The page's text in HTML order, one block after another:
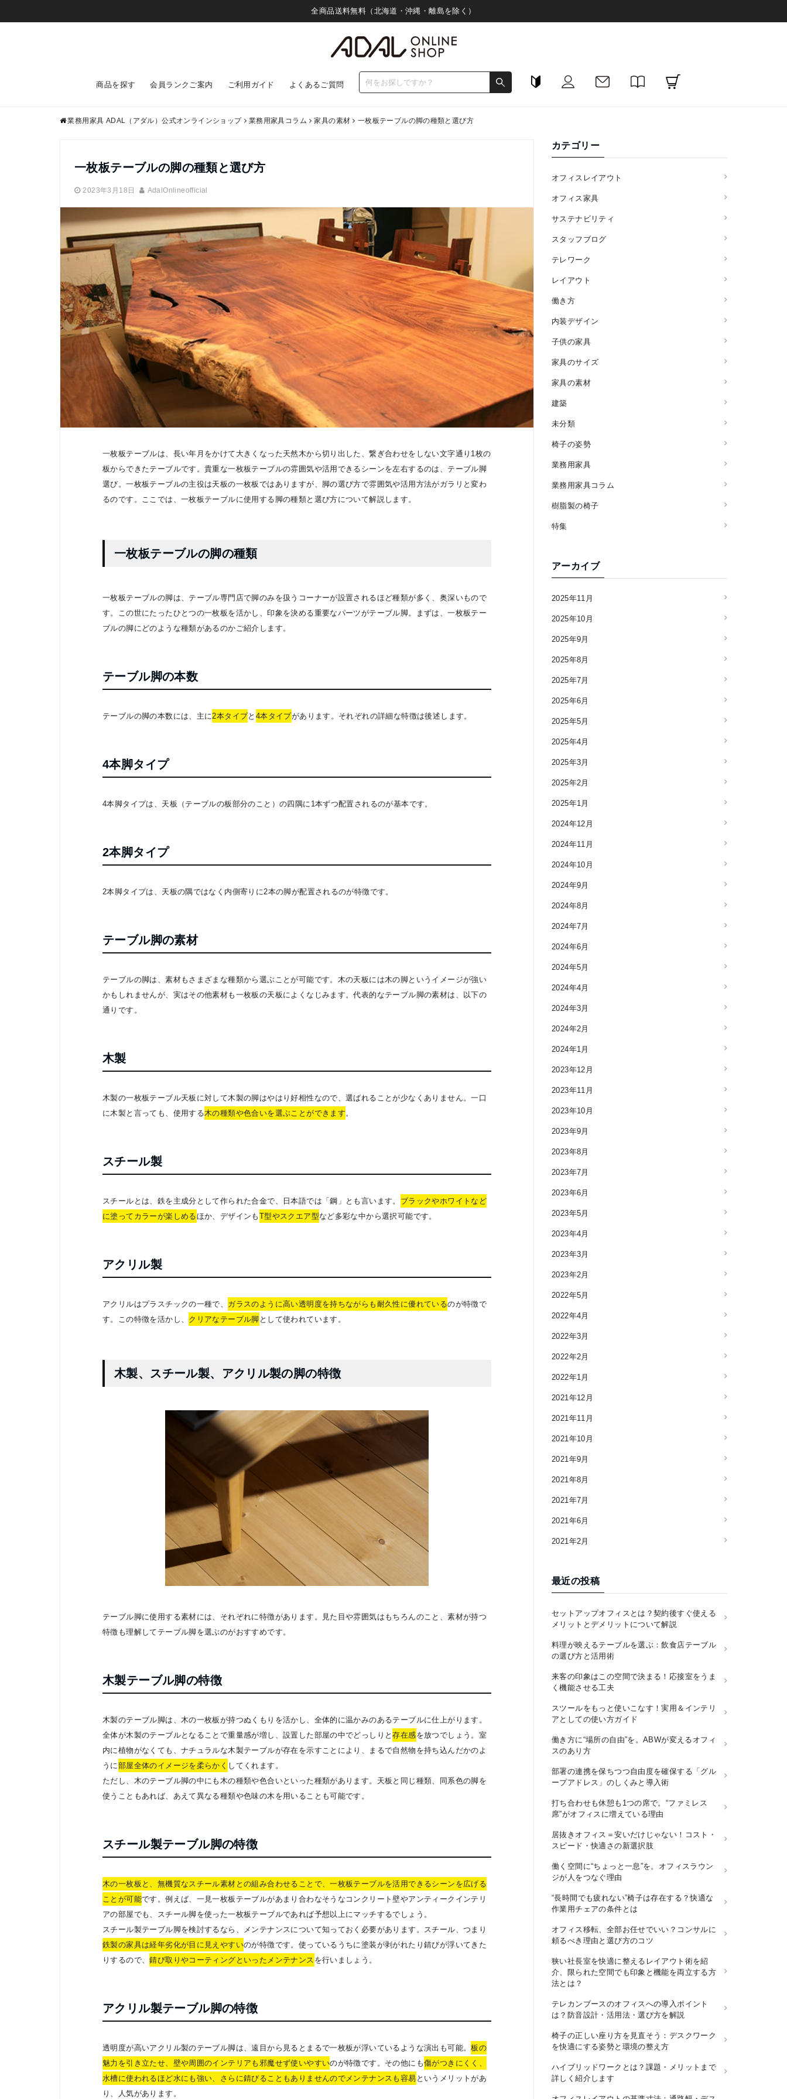
全商品送料無料（北海道・沖縄・離島を除く）
商品を探す 会員ランクご案内 ご利用ガイド よくあるご質問
業務用家具 ADAL（アダル）公式オンラインショップ 業務用家具コラム 家具の素材 一枚板テーブルの脚の種類と選び方
一枚板テーブルの脚の種類と選び方
2023年3月18日 AdalOnlineofficial
一枚板テーブルは、長い年月をかけて大きくなった天然木から切り出した、繋ぎ合わせをしない文字通り1枚の
板からできたテーブルです。貴重な一枚板テーブルの雰囲気や活用できるシーンを左右するのは、テーブル脚
選び。一枚板テーブルの主役は天板の一枚板ではありますが、脚の選び方で雰囲気や活用方法がガラリと変わ
るのです。ここでは、一枚板テーブルに使用する脚の種類と選び方について解説します。
一枚板テーブルの脚の種類
一枚板テーブルの脚は、テーブル専門店で脚のみを扱うコーナーが設置されるほど種類が多く、奥深いもので
す。この世にたったひとつの一枚板を活かし、印象を決める重要なパーツがテーブル脚。まずは、一枚板テー
ブルの脚にどのような種類があるのかご紹介します。
テーブル脚の本数
テーブルの脚の本数には、主に 2本タイプと 4本タイプがあります。それぞれの詳細な特徴は後述します。
4本脚タイプ
4本脚タイプは、天板（テーブルの板部分のこと）の四隅に1本ずつ配置されるのが基本です。
2本脚タイプ
2本脚タイプは、天板の隅ではなく内側寄りに2本の脚が配置されるのが特徴です。
テーブル脚の素材
テーブルの脚は、素材もさまざまな種類から選ぶことが可能です。木の天板には木の脚というイメージが強い
かもしれませんが、実はその他素材も一枚板の天板によくなじみます。代表的なテーブル脚の素材は、以下の
通りです。
木製
木製の一枚板テーブル天板に対して木製の脚はやはり好相性なので、選ばれることが少なくありません。一口
に木製と言っても、使用する木の種類や色合いを選ぶことができます 。
スチール製
スチールとは、鉄を主成分として作られた合金で、日本語では「鋼」とも言います。 ブラックやホワイトなど
に塗ってカラーが楽しめるほか、デザインも T型やスクエア型など多彩な中から選択可能です。
アクリル製
アクリルはプラスチックの一種で、 ガラスのように高い透明度を持ちながらも耐久性に優れているのが特徴で
す。この特徴を活かし、 クリアなテーブル脚 として使われています。
木製、スチール製、アクリル製の脚の特徴
テーブル脚に使用する素材には、それぞれに特徴があります。見た目や雰囲気はもちろんのこと、素材が持つ
特徴も理解してテーブル脚を選ぶのがおすすめです。
木製テーブル脚の特徴
木製のテーブル脚は、木の一枚板が持つぬくもりを活かし、全体的に温かみのあるテーブルに仕上がります。
全体が木製のテーブルとなることで重量感が増し、設置した部屋の中でどっしりと存在感を放つでしょう。室
内に植物がなくても、ナチュラルな木製テーブルが存在を示すことにより、まるで自然物を持ち込んだかのよ
うに 部屋全体のイメージを柔らかく してくれます。
ただし、木のテーブル脚の中にも木の種類や色合いといった種類があります。天板と同じ種類、同系色の脚を
使うこともあれば、あえて異なる種類や色味の木を用いることも可能です。
スチール製テーブル脚の特徴
木の一枚板と、無機質なスチール素材との組み合わせることで、一枚板テーブルを活用できるシーンを広げる
ことが可能です。例えば、一見一枚板テーブルがあまり合わなそうなコンクリート壁やアンティークインテリ
アの部屋でも、スチール脚を使った一枚板テーブルであれば予想以上にマッチするでしょう。
スチール製テーブル脚を検討するなら、メンテナンスについて知っておく必要があります。スチール、つまり
鉄製の家具は経年劣化が目に見えやすいのが特徴です。使っているうちに塗装が剥がれたり錆びが浮いてきた
りするので、錆び取りやコーティングといったメンテナンス を行いましょう。
アクリル製テーブル脚の特徴
透明度が高いアクリル製のテーブル脚は、遠目から見るとまるで一枚板が浮いているような演出も可能。板の
魅力を引き立たせ、壁や周囲のインテリアも邪魔せず使いやすいのが特徴です。その他にも傷がつきにくく、
水槽に使われるほど水にも強い、さらに錆びることもありませんのでメンテナンスも容易 というメリットがあ
り、人気があります。
カテゴリー
オフィスレイアウト
オフィス家具
サステナビリティ
スタッフブログ
テレワーク
レイアウト
働き方
内装デザイン
子供の家具
家具のサイズ
家具の素材
建築
未分類
椅子の姿勢
業務用家具
業務用家具コラム
樹脂製の椅子
特集
アーカイブ
2025年11月
2025年10月
2025年9月
2025年8月
2025年7月
2025年6月
2025年5月
2025年4月
2025年3月
2025年2月
2025年1月
2024年12月
2024年11月
2024年10月
2024年9月
2024年8月
2024年7月
2024年6月
2024年5月
2024年4月
2024年3月
2024年2月
2024年1月
2023年12月
2023年11月
2023年10月
2023年9月
2023年8月
2023年7月
2023年6月
2023年5月
2023年4月
2023年3月
2023年2月
2022年5月
2022年4月
2022年3月
2022年2月
2022年1月
2021年12月
2021年11月
2021年10月
2021年9月
2021年8月
2021年7月
2021年6月
2021年2月
最近の投稿
セットアップオフィスとは？契約後すぐ使える
メリットとデメリットについて解説
料理が映えるテーブルを選ぶ：飲食店テーブル
の選び方と活用術
来客の印象はこの空間で決まる！応接室をうま
く機能させる工夫
スツールをもっと使いこなす！実用＆インテリ
アとしての使い方ガイド
働き方に“場所の自由”を。ABWが変えるオフィ
スのあり方
部署の連携を保ちつつ自由度を確保する「グル
ープアドレス」のしくみと導入術
打ち合わせも休憩も1つの席で。“ファミレス
席”がオフィスに増えている理由
居抜きオフィス＝安いだけじゃない！コスト・
スピード・快適さの新選択肢
働く空間に“ちょっと一息”を。オフィスラウン
ジが人をつなぐ理由
“長時間でも疲れない”椅子は存在する？快適な
作業用チェアの条件とは
オフィス移転、全部お任せでいい？コンサルに
頼るべき理由と選び方のコツ
狭い社長室を快適に整えるレイアウト術を紹
介、限られた空間でも印象と機能を両立する方
法とは？
テレカンブースのオフィスへの導入ポイント
は？防音設計・活用法・選び方を解説
椅子の正しい座り方を見直そう：デスクワーク
を快適にする姿勢と環境の整え方
ハイブリッドワークとは？課題・メリットまで
詳しく紹介します